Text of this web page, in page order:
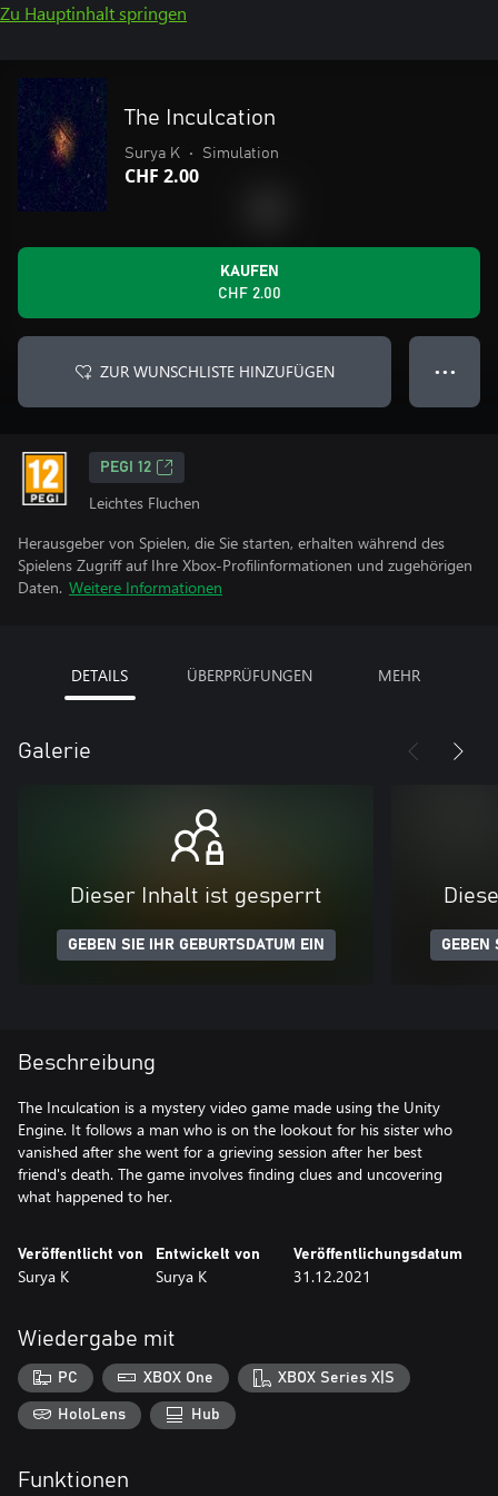
Zu Hauptinhalt springen
The Inculcation
Surya K • Simulation
CHF 2.00
KAUFEN
CHF 2.00
ZUR WUNSCHLISTE HINZUFÜGEN ● ● ●
PEGI 12
Leichtes Fluchen
Herausgeber von Spielen, die Sie starten, erhalten während des
Spielens Zugriff auf Ihre Xbox-Profilinformationen und zugehörigen
Daten. Weitere Informationen
DETAILS ÜBERPRÜFUNGEN MEHR
Galerie
Dieser Inhalt ist gesperrt
GEBEN SIE IHR GEBURTSDATUM EIN GEBEN
Beschreibung
The Inculcation is a mystery video game made using the Unity
Engine. It follows a man who is on the lookout for his sister who
vanished after she went for a grieving session after her best
friend's death. The game involves finding clues and uncovering
what happened to her.
Veröffentlicht von
Surya K
Entwickelt von
Surya K
Veröffentlichungsdatum
31.12.2021
Wiedergabe mit
PC XBOX One XBOX Series X|S
HoloLens Hub
Funktionen